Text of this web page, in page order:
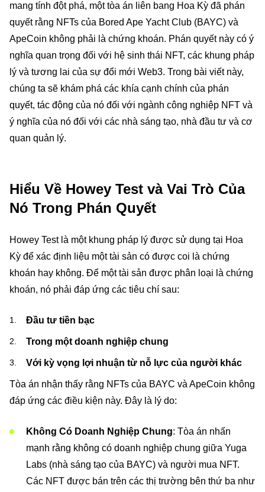
mang tính đột phá, một tòa án liên bang Hoa Kỳ đã phán
quyết rằng NFTs của Bored Ape Yacht Club (BAYC) và
ApeCoin không phải là chứng khoán. Phán quyết này có ý
nghĩa quan trọng đối với hệ sinh thái NFT, các khung pháp
lý và tương lai của sự đổi mới Web3. Trong bài viết này,
chúng ta sẽ khám phá các khía cạnh chính của phán
quyết, tác động của nó đối với ngành công nghiệp NFT và
ý nghĩa của nó đối với các nhà sáng tạo, nhà đầu tư và cơ
quan quản lý.
Hiểu Về Howey Test và Vai Trò Của
Nó Trong Phán Quyết
Howey Test là một khung pháp lý được sử dụng tại Hoa
Kỳ để xác định liệu một tài sản có được coi là chứng
khoán hay không. Để một tài sản được phân loại là chứng
khoán, nó phải đáp ứng các tiêu chí sau:
Đầu tư tiền bạc
Trong một doanh nghiệp chung
Với kỳ vọng lợi nhuận từ nỗ lực của người khác
Tòa án nhận thấy rằng NFTs của BAYC và ApeCoin không
đáp ứng các điều kiện này. Đây là lý do:
Không Có Doanh Nghiệp Chung: Tòa án nhấn
mạnh rằng không có doanh nghiệp chung giữa Yuga
Labs (nhà sáng tạo của BAYC) và người mua NFT.
Các NFT được bán trên các thị trường bên thứ ba như